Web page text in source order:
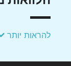
להראות יותר